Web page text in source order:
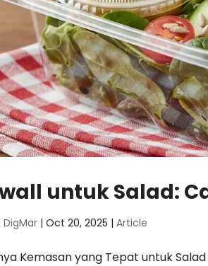
untuk Salad:
|Oct 20, 2025 |Article
Kemasan yang Tepat untuk